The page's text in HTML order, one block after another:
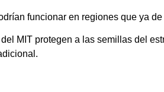
funcionar en regiones que ya
MIT protegen a las semillas del